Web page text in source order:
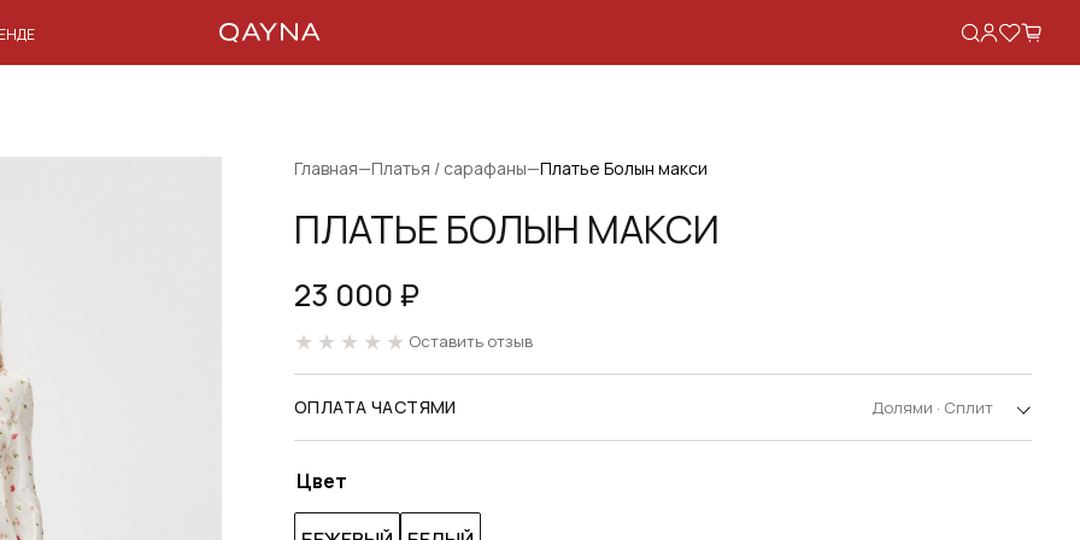
Главная—Платья / сарафаны—Платье Болын макси
ПЛАТЬЕ БОЛЫН МАКСИ
23 000 ₽
Оставить отзыв
ОПЛАТА ЧАСТЯМИ Долями · Сплит
Цвет